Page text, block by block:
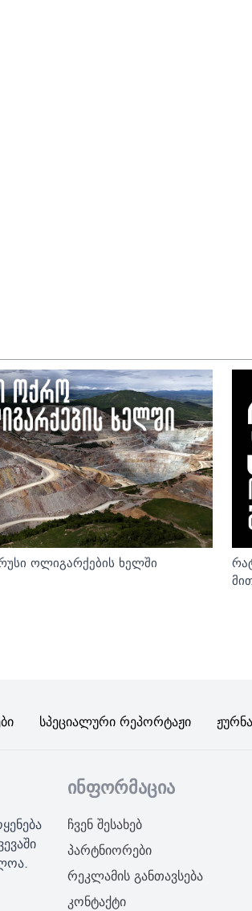
ოლიგარქების ხელში
Სპეციალური Რეპორტაჟი
ინფორმაცია
ჩვენ შესახებ
პარტნიორები
რეკლამის განთავსება
კონტაქტი